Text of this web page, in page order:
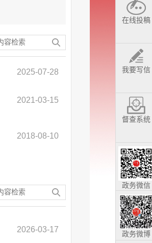
2025-07-28
2021-03-15
2018-08-10
2026-03-17
在线投稿
我要写信
督查系统
政务微信
政务微博